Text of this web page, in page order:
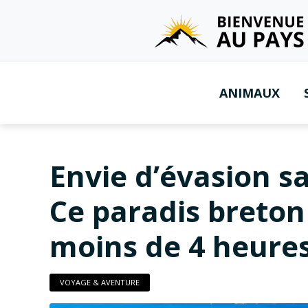
ANIMAUX
Envie d’évasion
Ce paradis
moins de 4
VOYAGE & AVENTURE